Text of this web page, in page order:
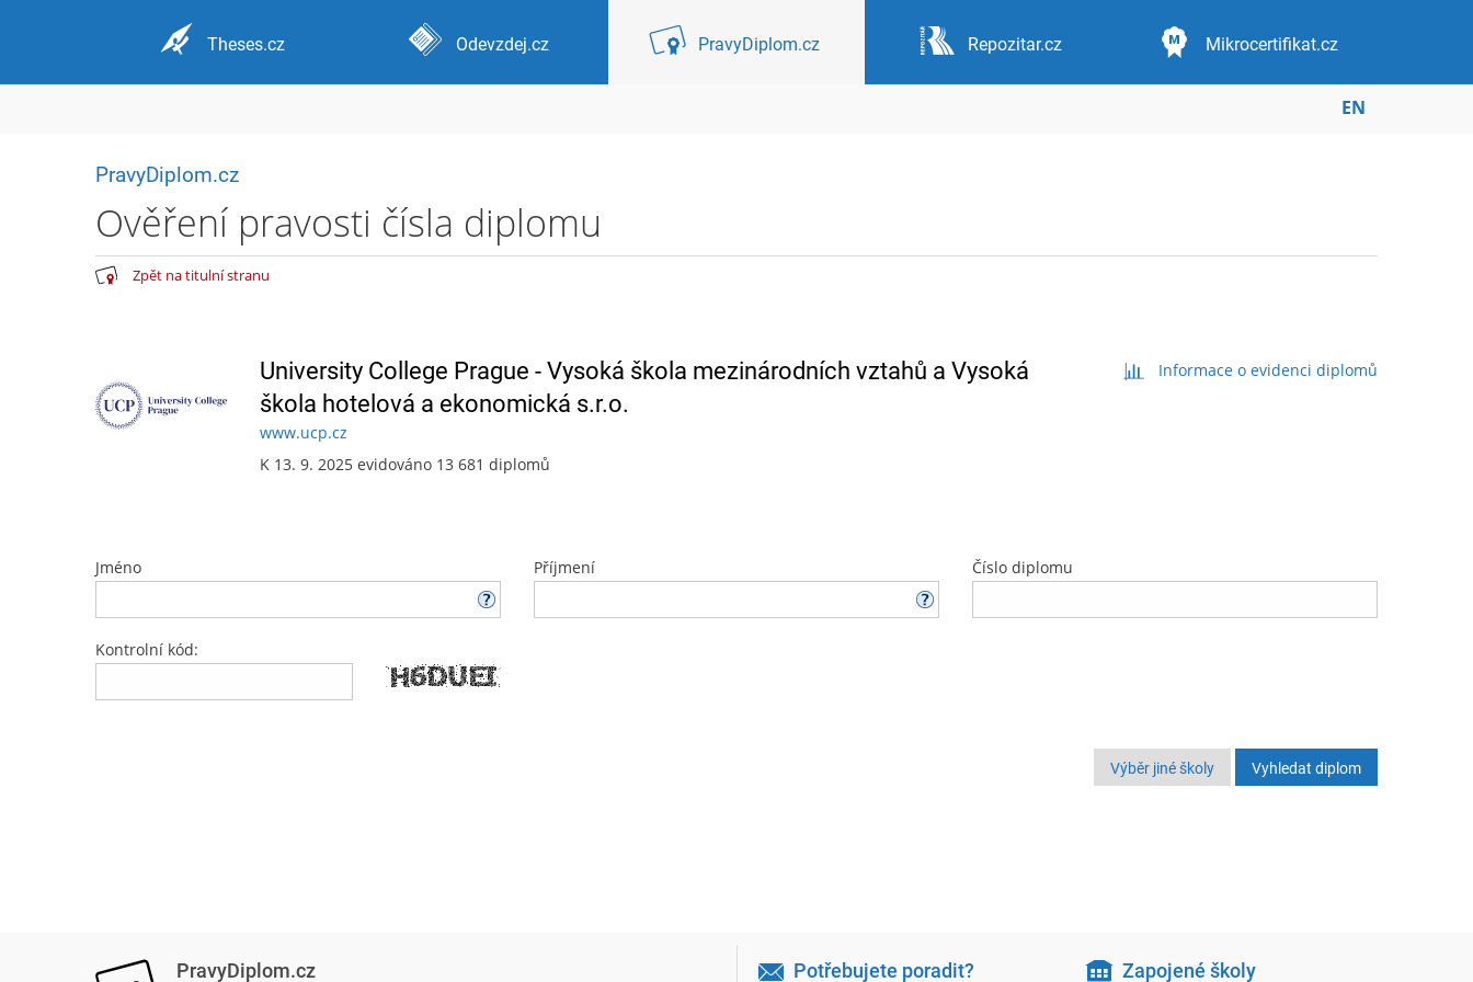
Theses.cz Odevzdej.cz PravyDiplom.cz Repozitar.cz Mikrocertifikat.cz
EN
PravyDiplom.cz
Ověření pravosti čísla diplomu
Zpět na titulní stranu
University College Prague - Vysoká škola mezinárodních vztahů a Vysoká
škola hotelová a ekonomická s.r.o.
www.ucp.cz
K 13. 9. 2025 evidováno 13 681 diplomů
Informace o evidenci diplomů
Jméno Příjmení Číslo diplomu
Kontrolní kód:
Výběr jiné školy
PravyDiplom.cz Potřebujete poradit? Zapojené školy